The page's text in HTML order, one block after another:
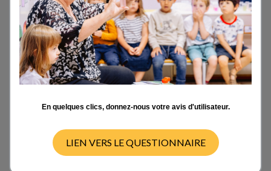
LUMIÈRE, OMBRES ET COULEURS
MÉCANIQUE : MOUVEMENT ET ÉQUILIBRES DE
FORCES
En quelques clics, donnez-nous votre avis d'utilisateur.
LIEN VERS LE QUESTIONNAIRE